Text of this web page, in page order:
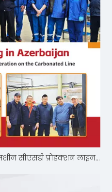
भरोसे से सफलता तक: किंग मशीन सीएसडी प्रोडक्शन लाइन अज़रबैजान में कूलमिक्स को शक्ति प्रदान करती है